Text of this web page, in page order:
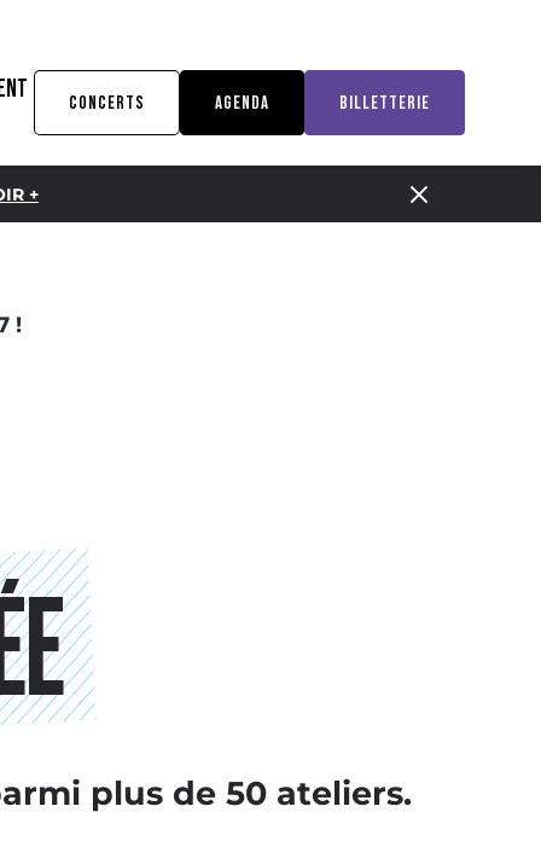
CONCERTS AGENDA BILLETTERIE
+
!
plus de 50 ateliers.